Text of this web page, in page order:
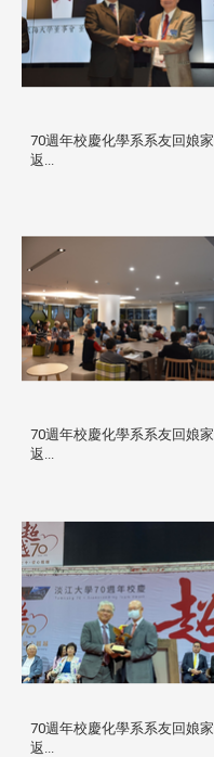
70週年校慶化學系系友回娘家
返...
70週年校慶化學系系友回娘家
返...
70週年校慶化學系系友回娘家
返...